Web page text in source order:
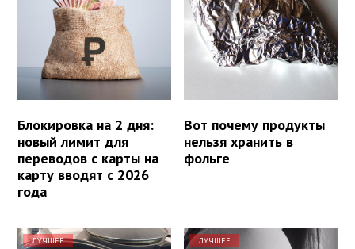
Блокировка на 2 дня:
новый лимит для
переводов с карты на
карту вводят с 2026
года
Вот почему продукты
нельзя хранить в
фольге
ЛУЧШЕЕ ЛУЧШЕЕ